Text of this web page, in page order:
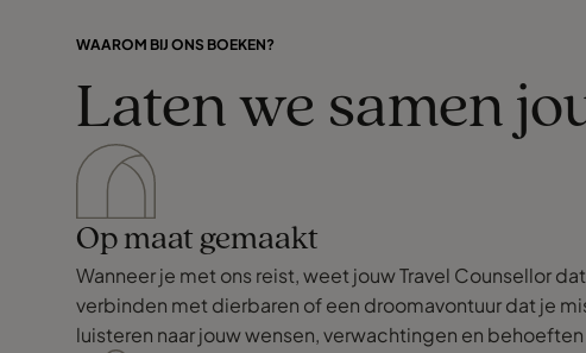
WAAROM BIJ ONS BOEKEN?
Laten we samen
Op maat gemaakt
Wanneer je met ons reist, weet jouw Travel Counsellor
verbinden met dierbaren of een droomavontuur dat je
luisteren naar jouw wensen, verwachtingen en